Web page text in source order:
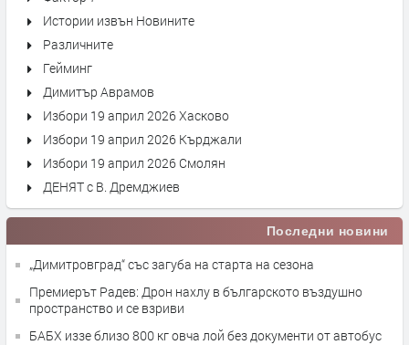
Истории извън Новините
Различните
Гейминг
Димитър Аврамов
Избори 19 април 2026 Хасково
Избори 19 април 2026 Кърджали
Избори 19 април 2026 Смолян
ДЕНЯТ с В. Дремджиев
Последни новини
„Димитровград“ със загуба на старта на сезона
Премиерът Радев: Дрон нахлу в българското въздушно
пространство и се взриви
БАБХ иззе близо 800 кг овча лой без документи от автобус